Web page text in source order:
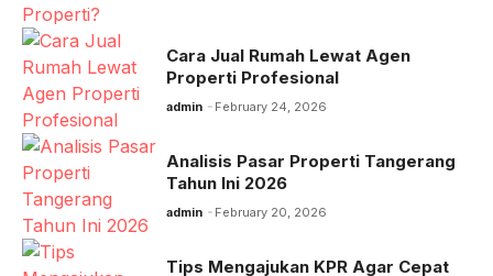
Cara Jual Rumah Lewat Agen
Properti Profesional
admin February 24, 2026
Analisis Pasar Properti Tangerang
Tahun Ini 2026
admin February 20, 2026
Tips Mengajukan KPR Agar Cepat